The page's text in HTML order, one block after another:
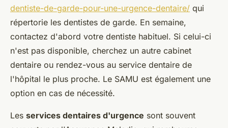
dentiste-de-garde-pour-une-urgence-dentaire/ qui
répertorie les dentistes de garde. En semaine,
contactez d'abord votre dentiste habituel. Si celui-ci
n'est pas disponible, cherchez un autre cabinet
dentaire ou rendez-vous au service dentaire de
l'hôpital le plus proche. Le SAMU est également une
option en cas de nécessité.
Les services dentaires d'urgence sont souvent